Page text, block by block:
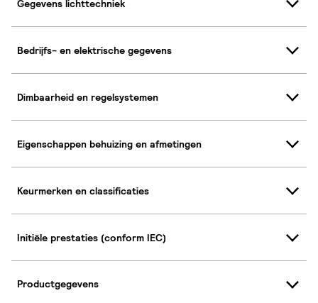
Gegevens lichttechniek
Bedrijfs- en elektrische gegevens
Dimbaarheid en regelsystemen
Eigenschappen behuizing en afmetingen
Keurmerken en classificaties
Initiële prestaties (conform IEC)
Productgegevens